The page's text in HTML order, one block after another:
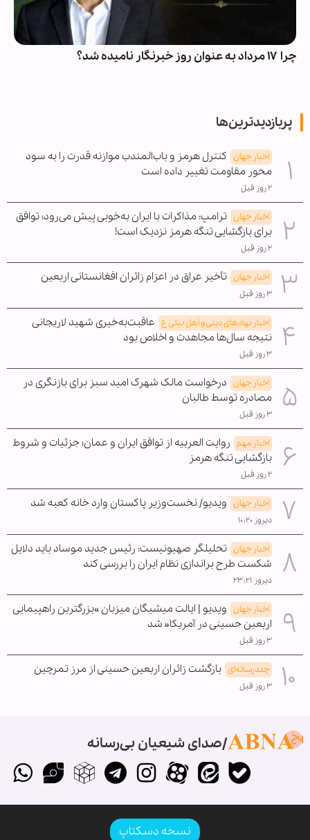
چرا ۱۷ مرداد به عنوان روز خبرنگار نامیده شد؟
پربازدیدترین‌ها
اخبار جهان کنترل هرمز و باب‌المندب موازنه قدرت را به سود
محور مقاومت تغییر داده است
۲ روز قبل
اخبار جهان ترامپ: مذاکرات با ایران به‌خوبی پیش می‌رود؛ توافق
برای بازگشایی تنگه هرمز نزدیک است!
۲ روز قبل
اخبار جهان تأخیر عراق در اعزام زائران افغانستانی اربعین
۳ روز قبل
اخبار نهادهای دینی و اهل بیتی ع عاقبت‌به‌خیری شهید لاریجانی
نتیجه سال‌ها مجاهدت و اخلاص بود
۳ روز قبل
اخبار جهان درخواست مالک شهرک امید سبز برای بازنگری در
مصادره توسط طالبان
۳ روز قبل
اخبار مهم روایت العربیه از توافق ایران و عمان؛ جزئیات و شروط
بازگشایی تنگه هرمز
۲ روز قبل
اخبار جهان ویدیو/ نخست‌وزیر پاکستان وارد خانه کعبه شد
دیروز ۱۰:۲۰
اخبار جهان تحلیلگر صهیونیست: رئیس جدید موساد باید دلایل
شکست طرح براندازی نظام ایران را بررسی کند
دیروز ۲۳:۲۱
اخبار جهان ویدیو | ایالت میشیگان میزبان »بزرگترین راهپیمایی
اربعین حسینی در آمریکا« شد
۳ روز قبل
چندرسانه‌ای بازگشت زائران اربعین حسینی از مرز تمرچین
۳ روز قبل
صدای شیعیان بی‌رسانه
نسخه دسکتاپ